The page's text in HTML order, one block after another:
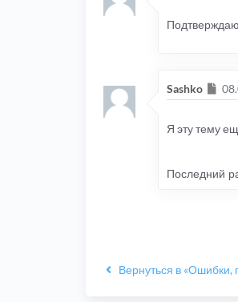
Sashko
Я эту тему
Последний
Вернуться в